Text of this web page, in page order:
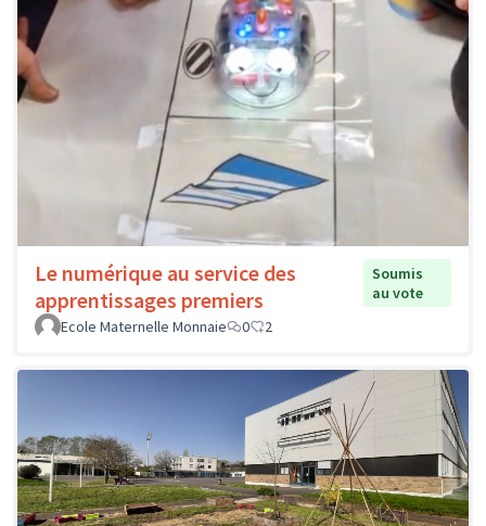
Le numérique au service des
apprentissages premiers
Soumis
au vote
Ecole Maternelle Monnaie
0 2